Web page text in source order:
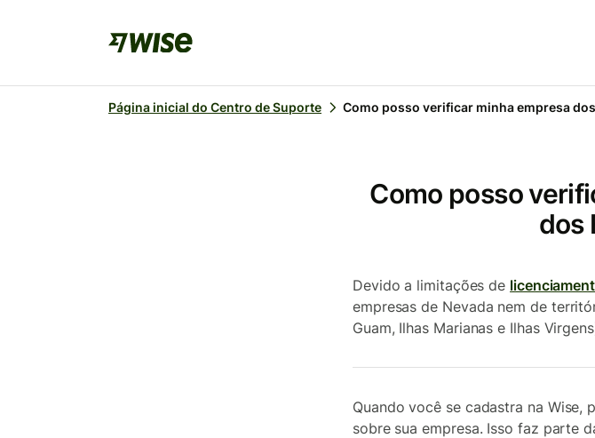
Página inicial do Centro de Suporte Como posso verificar minha empresa dos
Como posso
dos
Devido a limitações de
empresas de Nevada nem de
Guam, Ilhas Marianas e Ilhas
Quando você se cadastra na Wise,
sobre sua empresa. Isso faz parte